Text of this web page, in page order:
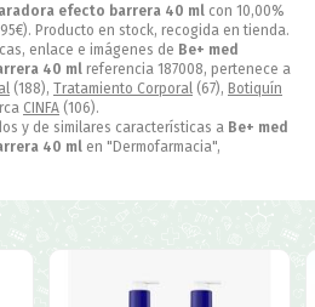
efecto barrera 40 ml con 10,00%
€). Producto en stock, recogida en tienda.
enlace e imágenes de Be+ med
40 ml referencia 187008, pertenece a
(188), Tratamiento Corporal (67), Botiquín
CINFA (106).
y de similares características a Be+ med
40 ml en "Dermofarmacia",